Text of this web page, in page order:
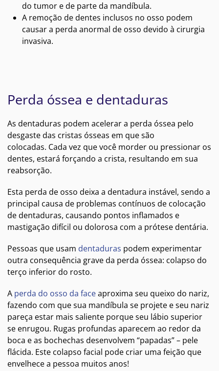
do tumor e de parte da mandíbula.
A remoção de dentes inclusos no osso podem
causar a perda anormal de osso devido à cirurgia
invasiva.
Perda óssea e dentaduras
As dentaduras podem acelerar a perda óssea pelo
desgaste das cristas ósseas em que são
colocadas. Cada vez que você morder ou pressionar os
dentes, estará forçando a crista, resultando em sua
reabsorção.
Esta perda de osso deixa a dentadura instável, sendo a
principal causa de problemas contínuos de colocação
de dentaduras, causando pontos inflamados e
mastigação difícil ou dolorosa com a prótese dentária.
Pessoas que usam dentaduras podem experimentar
outra consequência grave da perda óssea: colapso do
terço inferior do rosto.
A perda do osso da faceaproxima seu queixo do nariz,
fazendo com que sua mandíbula se projete e seu nariz
pareça estar mais saliente porque seu lábio superior
se enrugou. Rugas profundas aparecem ao redor da
boca e as bochechas desenvolvem “papadas” – pele
flácida. Este colapso facial pode criar uma feição que
envelhece a pessoa muitos anos!